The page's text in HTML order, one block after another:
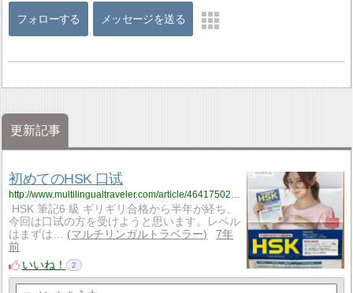
フォローする メッセージを送る
更新記事
初めてのHSK 口试
http://www.multilingualtraveler.com/article/464175026.html
HSK 筆記6 級 ギリギリ合格から半年が経ち、
今回は口试の方を受けようと思います。レベル
はまずは…
マルチリンガルトラベラー
7年
前
いいね！
2